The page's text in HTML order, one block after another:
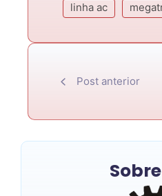
linha ac
Post anterior